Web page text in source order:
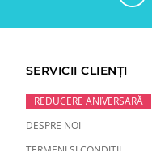
SERVICII CLIENȚI
REDUCERE ANIVERSARĂ
DESPRE NOI